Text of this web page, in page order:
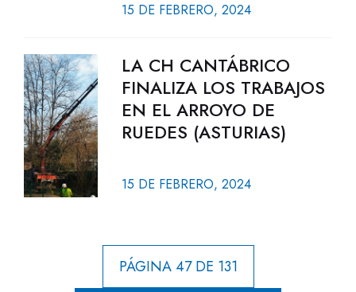
15 DE FEBRERO, 2024
LA CH CANTÁBRICO
FINALIZA LOS TRABAJOS
EN EL ARROYO DE
RUEDES (ASTURIAS)
15 DE FEBRERO, 2024
PÁGINA 47 DE 131